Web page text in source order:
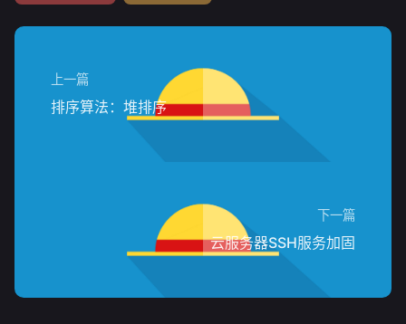
上一篇
排序算法：堆排序
下一篇
云服务器SSH服务加固